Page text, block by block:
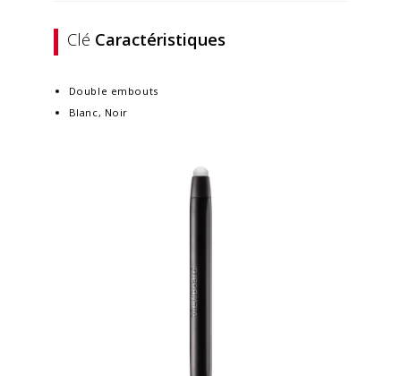
Clé Caractéristiques
Double embouts
Blanc, Noir